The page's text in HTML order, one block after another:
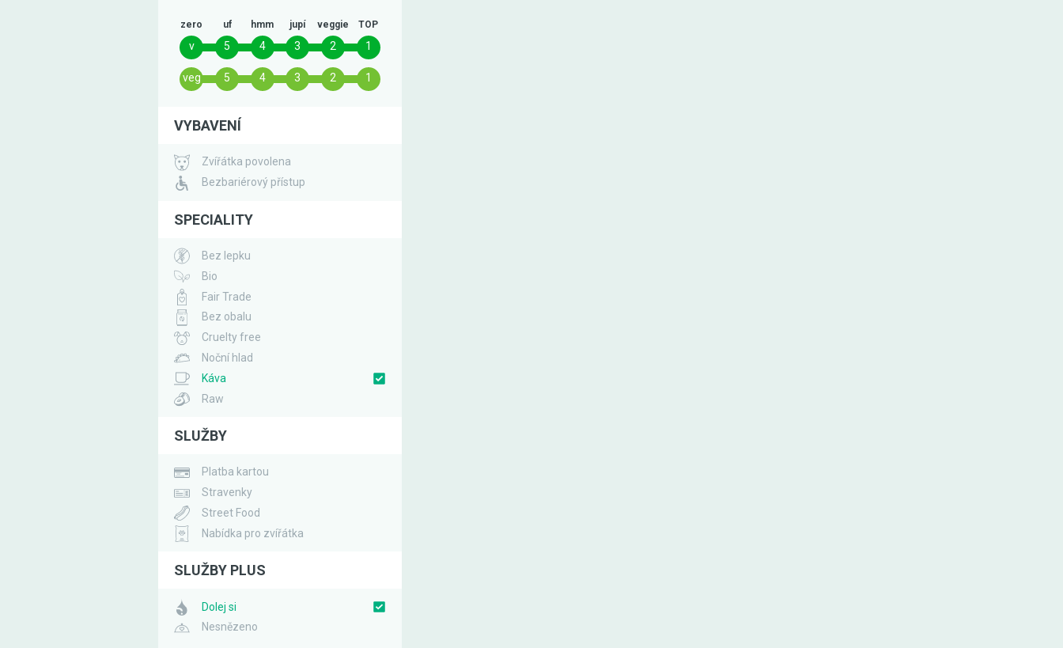
zero uf hmm jupí veggie TOP
v 5 4 3 2 1
veg 5 4 3 2 1
VYBAVENÍ
Zvířátka povolena
Bezbariérový přístup
SPECIALITY
Bez lepku
Bio
Fair Trade
Bez obalu
Cruelty free
Noční hlad
Káva
Raw
SLUŽBY
Platba kartou
Stravenky
Street Food
Nabídka pro zvířátka
SLUŽBY PLUS
Dolej si
Nesnězeno